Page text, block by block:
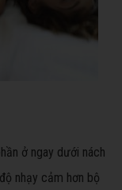
ở ngay dưới nách
nhạy cảm hơn bộ